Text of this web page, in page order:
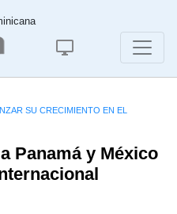
SU CRECIMIENTO EN EL
Panamá y México